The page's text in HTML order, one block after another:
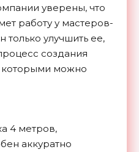
уверены, что
работу у мастеров-
только улучшить ее,
создания
можно
4 метров,
аккуратно